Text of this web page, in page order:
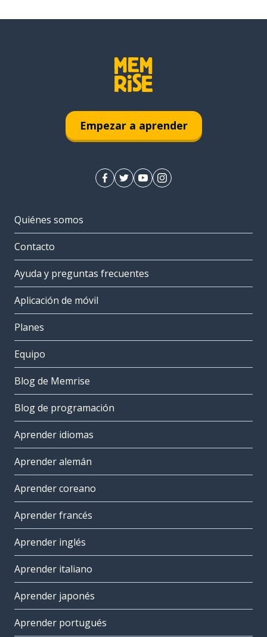
Empezar a aprender
Quiénes somos
Contacto
Ayuda y preguntas frecuentes
Aplicación de móvil
Planes
Equipo
Blog de Memrise
Blog de programación
Aprender idiomas
Aprender alemán
Aprender coreano
Aprender francés
Aprender inglés
Aprender italiano
Aprender japonés
Aprender portugués